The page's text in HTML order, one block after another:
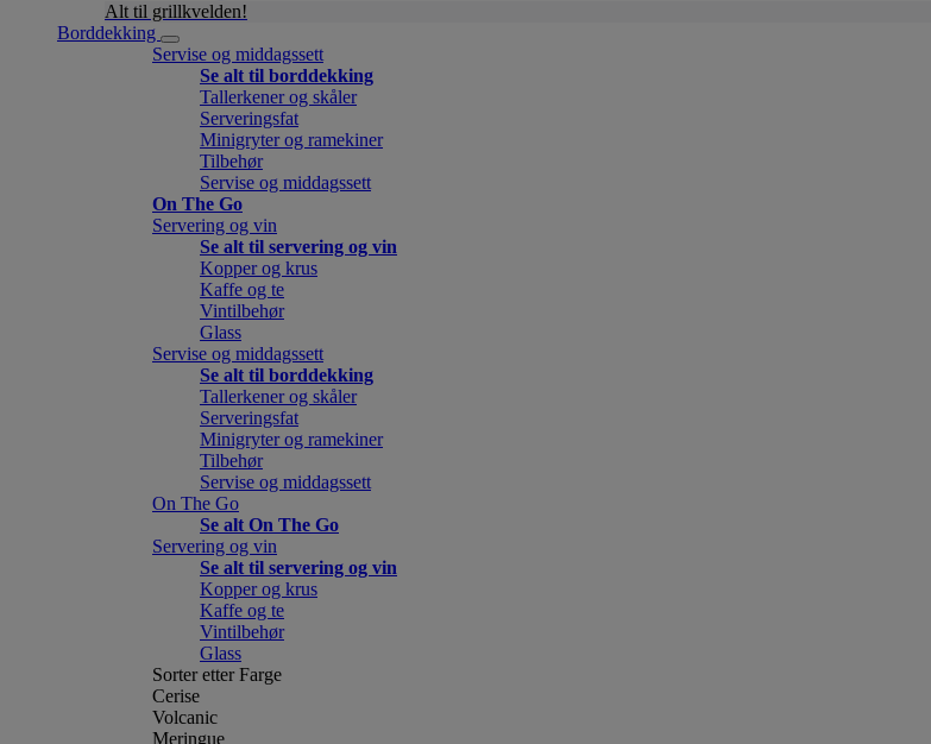
Alt til grillkvelden!
Borddekking
Servise og middagssett
Se alt til borddekking
Tallerkener og skåler
Serveringsfat
Minigryter og ramekiner
Tilbehør
Servise og middagssett
On The Go
Servering og vin
Se alt til servering og vin
Kopper og krus
Kaffe og te
Vintilbehør
Glass
Servise og middagssett
Se alt til borddekking
Tallerkener og skåler
Serveringsfat
Minigryter og ramekiner
Tilbehør
Servise og middagssett
On The Go
Se alt On The Go
Servering og vin
Se alt til servering og vin
Kopper og krus
Kaffe og te
Vintilbehør
Glass
Sorter etter Farge
Cerise
Volcanic
Meringue